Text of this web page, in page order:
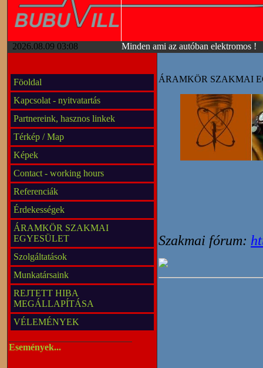
Minden ami az autóban elektromos !
2026.08.09 03:08
Föoldal
Kapcsolat - nyitvatartás
Partnereink, hasznos linkek
Térkép / Map
Képek
Contact - working hours
Referenciák
Érdekességek
ÁRAMKÖR SZAKMAI
EGYESÜLET
Szolgáltatások
Munkatársaink
REJTETT HIBA
MEGÁLLAPÍTÁSA
VÉLEMÉNYEK
Események...
ÁRAMKÖR SZAKMAI
Szakmai fórum: